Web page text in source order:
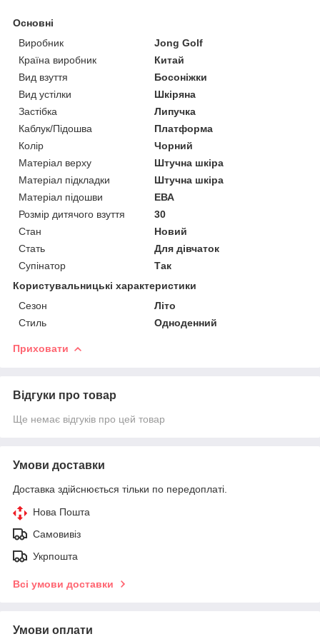
Основні
Виробник
Jong Golf
Країна виробник
Китай
Вид взуття
Босоніжки
Вид устілки
Шкіряна
Застібка
Липучка
Каблук/Підошва
Платформа
Колір
Чорний
Матеріал верху
Штучна шкіра
Матеріал підкладки
Штучна шкіра
Матеріал підошви
ЕВА
Розмір дитячого взуття
30
Стан
Новий
Стать
Для дівчаток
Супінатор
Так
Користувальницькі характеристики
Сезон
Літо
Стиль
Одноденний
Приховати
Відгуки про товар
Ще немає відгуків про цей товар
Умови доставки
Доставка здійснюється тільки по передоплаті.
Нова Пошта
Самовивіз
Укрпошта
Всі умови доставки
Умови оплати